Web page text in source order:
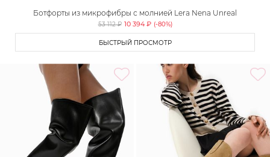
Ботфорты из микрофибры с молнией Lera Nena Unreal
53 112 ₽ 10 394 ₽ (-80%)
БЫСТРЫЙ ПРОСМОТР